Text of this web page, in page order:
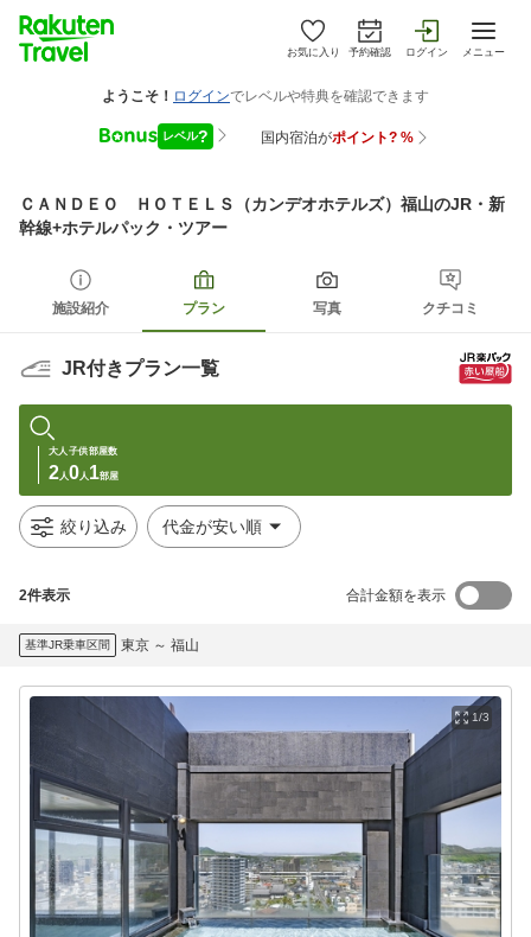
お気に入り 予約確認 ログイン メニュー
ＣＡＮＤＥＯ ＨＯＴＥＬＳ（カンデオホテルズ）福山のJR・新
幹線+ホテルパック・ツアー
施設紹介 プラン 写真 クチコミ
JR付きプラン一覧
大人
2人
子供
0人
部屋数
1部屋
絞り込み 代金が安い順
2件表示 合計金額を表示
基準JR乗車区間 東京 ～ 福山
1/3